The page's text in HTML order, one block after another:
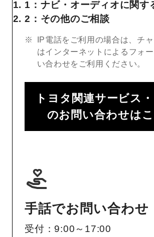
1：ナビ・オーディオに関す
2：その他のご相談
IP電話をご利用の場合は、チ
はインターネットによるフォ
い合わせをご利用ください。
トヨタ関連サービス
のお問い合わせは
手話でお問い合わせ
受付：9:00～17:00